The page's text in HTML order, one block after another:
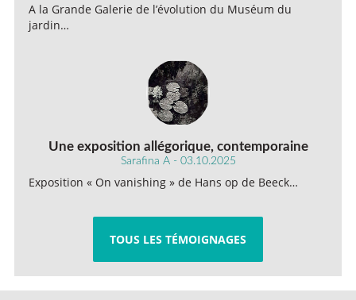
A la Grande Galerie de l’évolution du Muséum du
jardin…
Une exposition allégorique, contemporaine
Sarafina A - 03.10.2025
Exposition « On vanishing » de Hans op de Beeck…
TOUS LES TÉMOIGNAGES